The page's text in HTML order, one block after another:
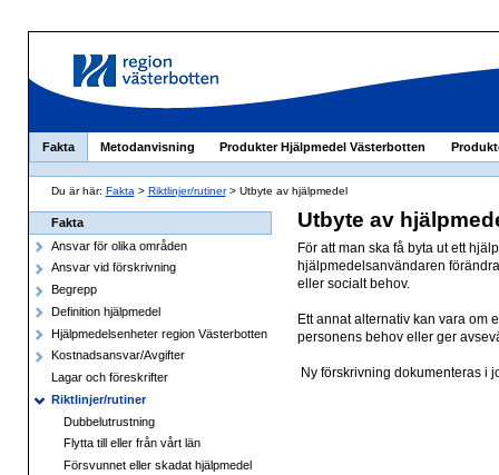
Fakta Metodanvisning Produkter Hjälpmedel Västerbotten
Du är här: Fakta > Riktlinjer/rutiner> Utbyte av hjälpmedel
Fakta
Ansvar för olika områden
Ansvar vid förskrivning
Begrepp
Definition hjälpmedel
Hjälpmedelsenheter region Västerbotten
Kostnadsansvar/Avgifter
Lagar och föreskrifter
Riktlinjer/rutiner
Dubbelutrustning
Flytta till eller från vårt län
Försvunnet eller skadat hjälpmedel
Utbyte av
För att man ska få byta ut ett
hjälpmedelsanvändaren
eller socialt behov.
Ett annat alternativ kan vara om
personens behov eller ger
Ny förskrivning dokumenteras i